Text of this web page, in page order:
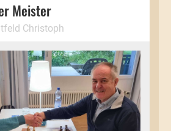
Meister
Christoph